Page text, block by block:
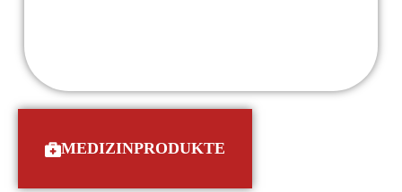
MEDIZINPRODUKTE